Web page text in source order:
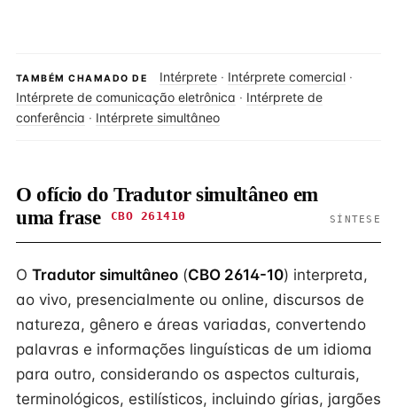
TAMBÉM CHAMADO DE Intérprete · Intérprete comercial ·
Intérprete de comunicação eletrônica · Intérprete de
conferência · Intérprete simultâneo
O ofício do Tradutor simultâneo em
uma frase
CBO 261410 SÍNTESE
O Tradutor simultâneo (CBO 2614-10) interpreta,
ao vivo, presencialmente ou online, discursos de
natureza, gênero e áreas variadas, convertendo
palavras e informações linguísticas de um idioma
para outro, considerando os aspectos culturais,
terminológicos, estilísticos, incluindo gírias, jargões